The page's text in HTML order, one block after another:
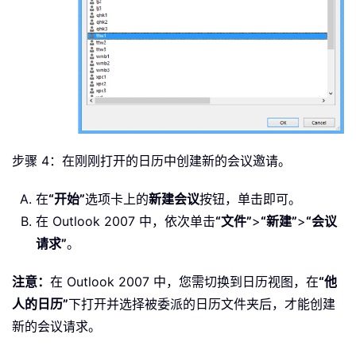
步骤 4：在刚刚打开的日历中创建新的会议邀请。
在“开始”选项卡上的新建会议按钮，单击即可。
在 Outlook 2007 中，依次单击“文件”>“新建”>“会议
请求”。
注意： 在 Outlook 2007 中，您需切换到日历视图，在“他
人的日历”下打开并选择被委派的日历文件夹后，才能创建
新的会议请求。